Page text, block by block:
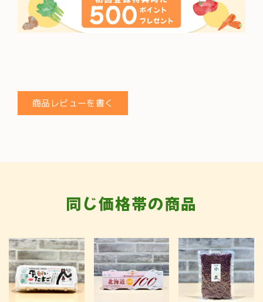
商品レビューを書く
同じ価格帯の商品